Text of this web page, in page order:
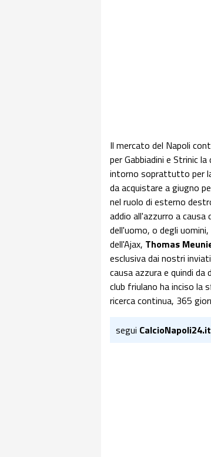
Il mercato del Napoli
per Gabbiadini e Strinic
intorno soprattutto per
da acquistare a giugno
nel ruolo di esterno
addio all'azzurro a
dell'uomo, o degli
dell'Ajax, Thomas
esclusiva dai nostri
causa azzura e quindi
club friulano ha inciso la
ricerca continua, 365
segui CalcioNapoli24.it